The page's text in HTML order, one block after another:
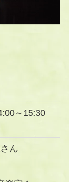
～15:30
ん